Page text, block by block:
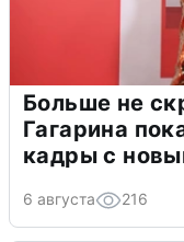
Больше не
Гагарина
кадры с
6 августа 216